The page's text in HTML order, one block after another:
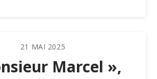
21 MAI 2025
Marcel »,